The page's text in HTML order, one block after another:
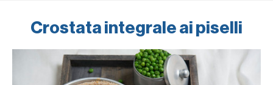
Crostata integrale ai piselli